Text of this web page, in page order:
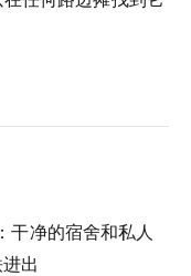
干净的宿舍和私人
出